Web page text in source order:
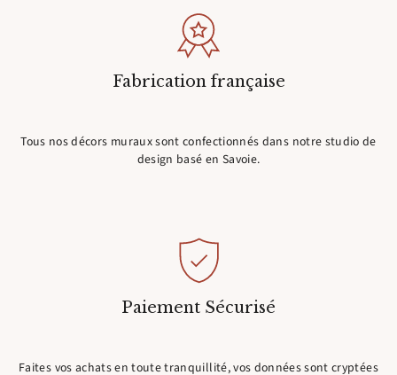
Fabrication française
Tous nos décors muraux sont confectionnés dans notre studio de
design basé en Savoie.
Paiement Sécurisé
Faites vos achats en toute tranquillité, vos données sont cryptées